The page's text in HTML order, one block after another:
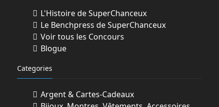
L'Histoire de SuperChanceux
Le Benchpress de SuperChanceux
Voir tous les Concours
Blogue
Categories
Argent & Cartes-Cadeaux